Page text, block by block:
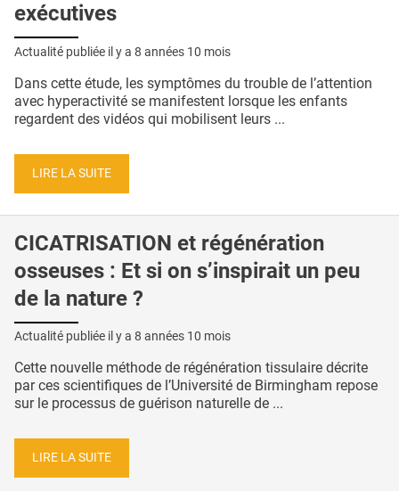
exécutives
Actualité publiée il y a 8 années 10 mois
Dans cette étude, les symptômes du trouble de l’attention
avec hyperactivité se manifestent lorsque les enfants
regardent des vidéos qui mobilisent leurs ...
LIRE LA SUITE
CICATRISATION et régénération
osseuses : Et si on s’inspirait un peu
de la nature ?
Actualité publiée il y a 8 années 10 mois
Cette nouvelle méthode de régénération tissulaire décrite
par ces scientifiques de l’Université de Birmingham repose
sur le processus de guérison naturelle de ...
LIRE LA SUITE